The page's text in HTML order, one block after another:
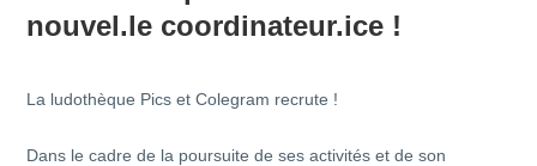
nouvel.le coordinateur.ice !
La ludothèque Pics et Colegram recrute !
Dans le cadre de la poursuite de ses activités et de son